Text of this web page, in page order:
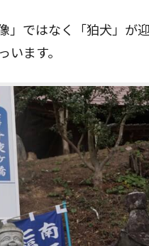
」ではなく「狛犬」が
ます。